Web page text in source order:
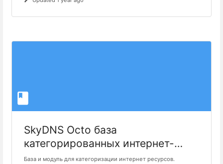
SkyDNS Octo база
категорированных интернет-
ресурсов
База и модуль для категоризации интернет ресурсов.